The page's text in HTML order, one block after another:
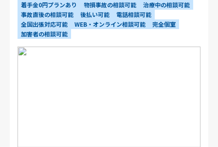
着手金0円プランあり 物損事故の相談可能
治療中の相談可能
事故直後の相談可能
後払い可能
電話相談可能
全国出張対応可能
WEB・オンライン相談可能
完全個室
加害者の相談可能